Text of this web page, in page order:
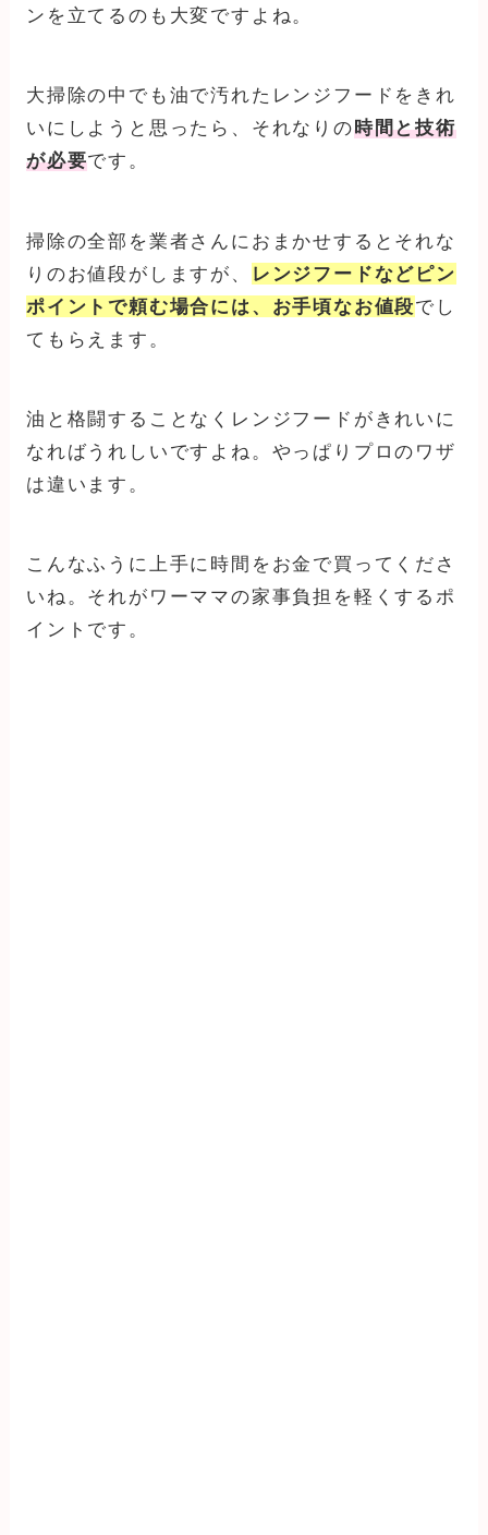
ンを立てるのも大変ですよね。
大掃除の中でも油で汚れたレンジフードをきれ
いにしようと思ったら、それなりの時間と技術
が必要です。
掃除の全部を業者さんにおまかせするとそれな
りのお値段がしますが、
レンジフードなどピン
ポイントで頼む場合には、お手頃なお値段でし
てもらえます。
油と格闘することなくレンジフードがきれいに
なればうれしいですよね。やっぱりプロのワザ
は違います。
こんなふうに上手に時間をお金で買ってくださ
いね。それがワーママの家事負担を軽くするポ
イントです。